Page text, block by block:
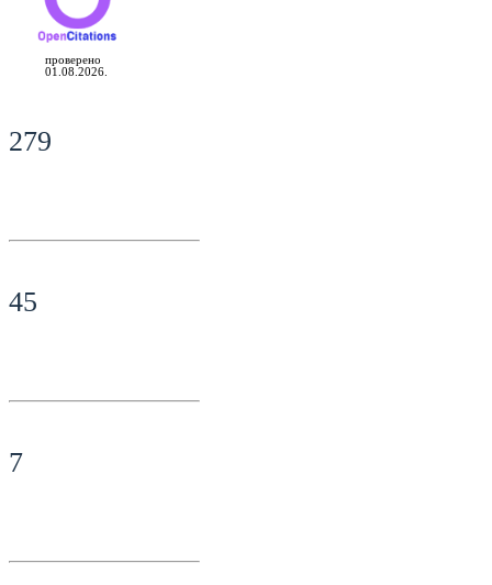
проверено
01.08.2026.
279
45
7